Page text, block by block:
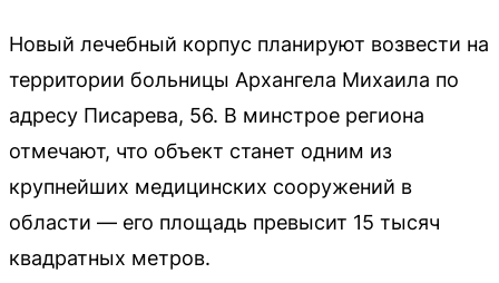
Новый лечебный корпус планируют возвести на
территории больницы Архангела Михаила по
адресу Писарева, 56. В минстрое региона
отмечают, что объект станет одним из
крупнейших медицинских сооружений в
области — его площадь превысит 15 тысяч
квадратных метров.